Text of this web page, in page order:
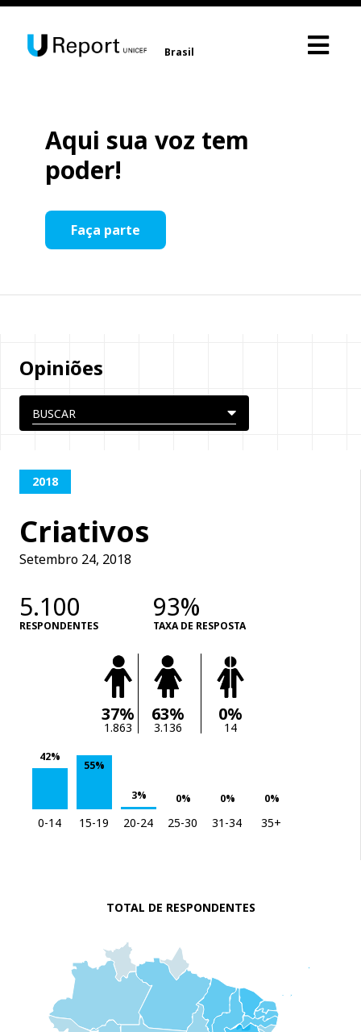
Brasil
Aqui sua voz tem
poder!
Faça parte
Opiniões
2018
Criativos
Setembro 24, 2018
5.100
RESPONDENTES
93%
TAXA DE RESPOSTA
37%
1.863
63%
3.136
0%
14
42%
55%
3% 0% 0% 0%
0-14 15-19 20-24 25-30 31-34 35+
TOTAL DE RESPONDENTES